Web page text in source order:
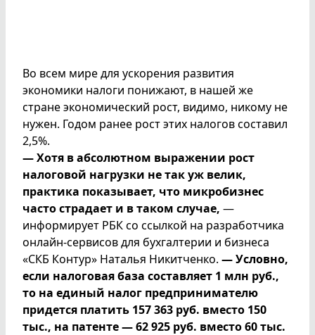
Во всем мире для ускорения развития
экономики налоги понижают, в нашей же
стране экономический рост, видимо, никому не
нужен. Годом ранее рост этих налогов составил
2,5%.
— Хотя в абсолютном выражении рост
налоговой нагрузки не так уж велик,
практика показывает, что микробизнес
часто страдает и в таком случае, —
информирует РБК со ссылкой на разработчика
онлайн-сервисов для бухгалтерии и бизнеса
«СКБ Контур» Наталья Никитченко. — Условно,
если налоговая база составляет 1 млн руб.,
то на единый налог предпринимателю
придется платить 157 363 руб. вместо 150
тыс., на патенте — 62 925 руб. вместо 60 тыс.